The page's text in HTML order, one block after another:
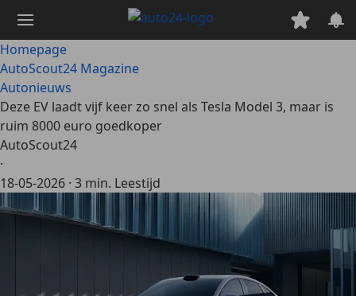
naar
hoofdinhoud
Homepage
AutoScout24 Magazine
Autonieuws
Deze EV laadt vijf keer zo snel als Tesla Model 3, maar is
ruim 8000 euro goedkoper
AutoScout24
·
18-05-2026 · 3 min. Leestijd